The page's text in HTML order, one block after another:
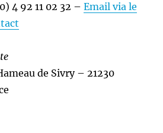
4 92 11 02 32 –Email via le
de Sivry – 21230